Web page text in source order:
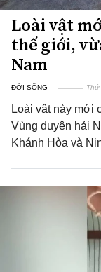
Loài vật
thế giới,
Nam
ĐỜI SỐNG
Loài vật này mới
Vùng duyên hải
Khánh Hòa và